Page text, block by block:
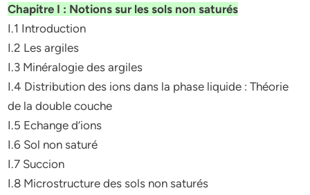
Chapitre I : Notions sur les sols non saturés
I.1 Introduction
I.2 Les argiles
I.3 Minéralogie des argiles
I.4 Distribution des ions dans la phase liquide : Théorie
de la double couche
I.5 Echange d’ions
I.6 Sol non saturé
I.7 Succion
I.8 Microstructure des sols non saturés